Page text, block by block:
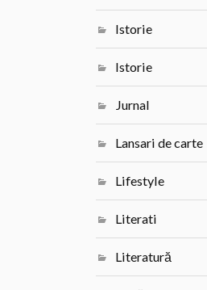
Istorie
Istorie
Jurnal
Lansari de carte
Lifestyle
Literati
Literatură